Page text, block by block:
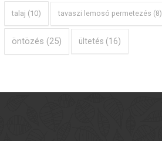
talaj (10) tavaszi lemosó permetezés (8)
öntözés (25) ültetés (16)